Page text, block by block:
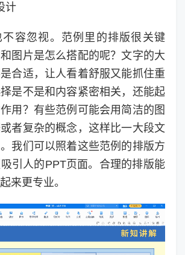
计
不容忽视。范例里的排版很关键
图片是怎么搭配的呢？文字的大
合适，让人看着舒服又能抓住重
是不是和内容紧密相关，还能起
用？有些范例可能会用简洁的图
者复杂的概念，这样比一大段文
我们可以照着这些范例的排版方
引人的PPT页面。合理的排版能
来更专业。